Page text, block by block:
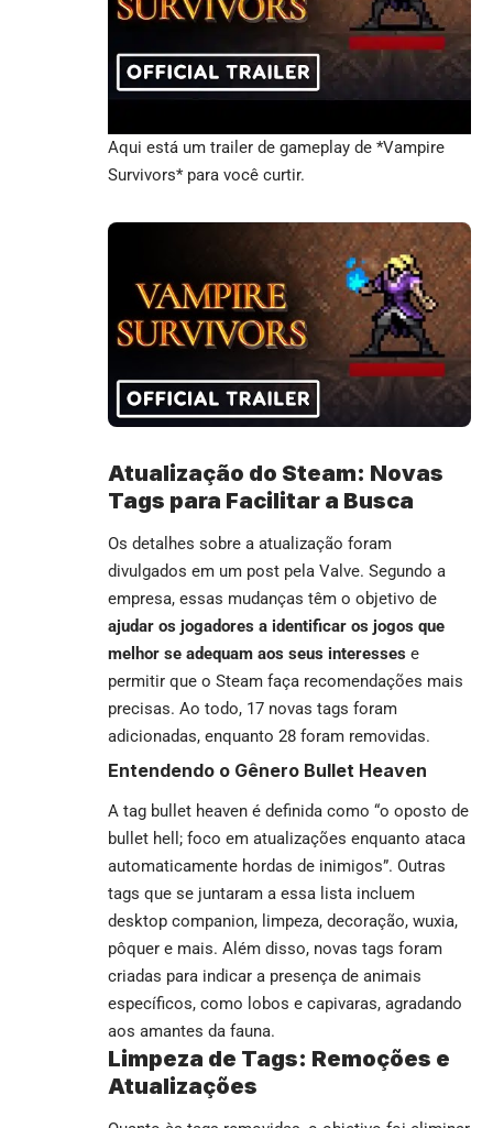
Aqui está um trailer de gameplay de *Vampire
Survivors* para você curtir.
Atualização do Steam: Novas
Tags para Facilitar a Busca
Os detalhes sobre a atualização foram
divulgados em um post pela Valve. Segundo a
empresa, essas mudanças têm o objetivo de
ajudar os jogadores a identificar os jogos que
melhor se adequam aos seus interesses e
permitir que o Steam faça recomendações mais
precisas. Ao todo, 17 novas tags foram
adicionadas, enquanto 28 foram removidas.
Entendendo o Gênero Bullet Heaven
A tag bullet heaven é definida como “o oposto de
bullet hell; foco em atualizações enquanto ataca
automaticamente hordas de inimigos”. Outras
tags que se juntaram a essa lista incluem
desktop companion, limpeza, decoração, wuxia,
pôquer e mais. Além disso, novas tags foram
criadas para indicar a presença de animais
específicos, como lobos e capivaras, agradando
aos amantes da fauna.
Limpeza de Tags: Remoções e
Atualizações